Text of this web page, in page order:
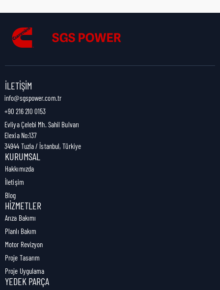
Nakliye Uzunluğu:
Nakliye Ağırlığı:
İLETIŞIM
info@sgspower.com.tr
+90 216 210 0153
Evliya Çelebi Mh. Sahil Bulvarı
Elexia No:137
34944 Tuzla / İstanbul, Türkiye
KURUMSAL
Hakkımızda
İletişim
Blog
HIZMETLER
Arıza Bakımı
Planlı Bakım
Motor Revizyon
Proje Tasarım
Proje Uygulama
YEDEK PARÇA